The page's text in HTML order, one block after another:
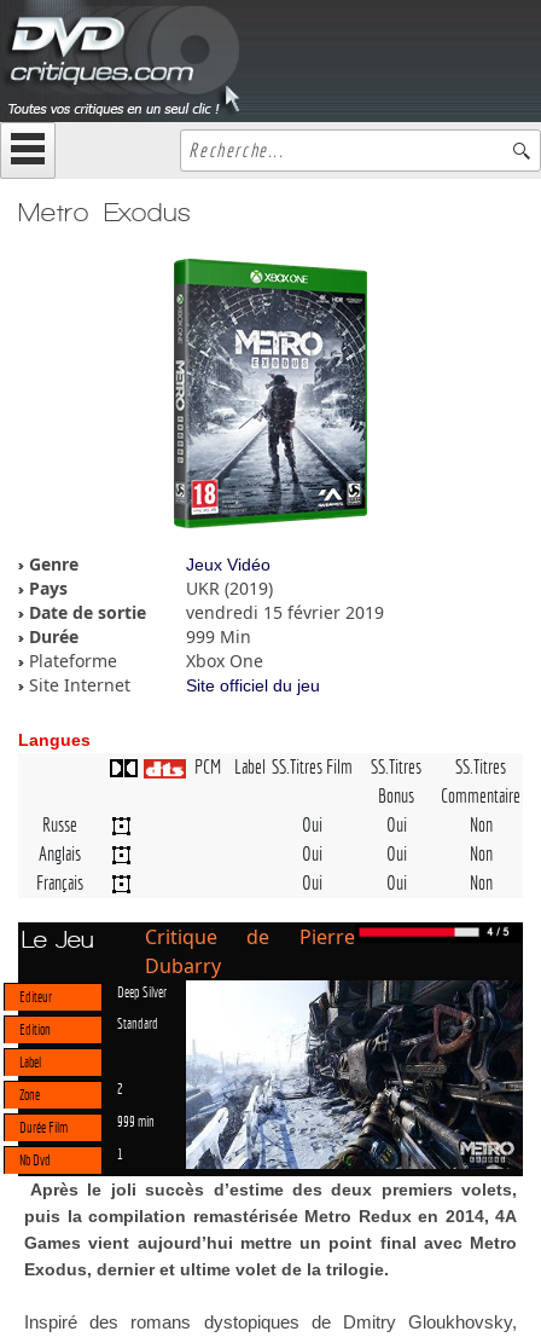
Metro Exodus
Genre Jeux Vidéo
Pays
UKR (2019)
Date de sortie
vendredi 15 février 2019
Durée
999 Min
Plateforme
Xbox One
Site Internet
Site officiel du jeu
Langues
PCM Label SS.Titres Film
SS.Titres
Bonus
SS.Titres
Commentaire
Russe
Oui Oui
Non
Anglais
Oui Oui
Non
Français
Oui Oui Non
Le Jeu
Critique de Pierre
Dubarry
Editeur Deep Silver
Edition Standard
Label
Zone
2
Durée Film 999 min
Nb Dvd 1
Après le joli succès d’estime des deux premiers volets,
puis la compilation remastérisée Metro Redux en 2014, 4A
Games vient aujourd’hui mettre un point final avec Metro
Exodus, dernier et ultime volet de la trilogie.
Inspiré des romans dystopiques de Dmitry Gloukhovsky,